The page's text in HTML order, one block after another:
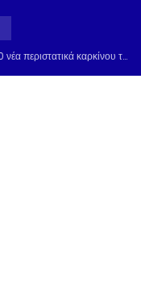
Καμπανάκι από τη ΝΙΚΗ για τη Μαγνησία: «1.300 νέα περιστατικά καρκίνου τον χρόνο – Η περιοχή δεν μπορεί να μείνει χωρίς Ογκολογική Κλινική»